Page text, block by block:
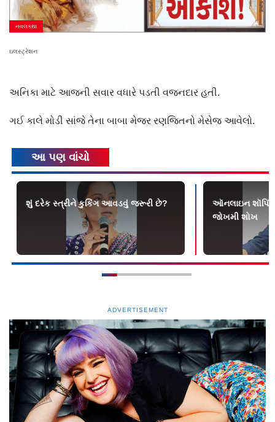
નવલકથા
ઇલસ્ટ્રેશન
અનિકા માટે આજની સવાર વધારે પડતી વજનદાર હતી.
ગઈ કાલે મોડી સાંજે તેના બાબા મેજર રણજિતનો મેસેજ આવેલો.
આ પણ વાંચો
શું દરેક સ્ત્રીને કુકિંગ આવડવું જરૂરી છે?
આ‍ૅનલાઇન શૉપિંગ
જોખમી શોખ
ADVERTISEMENT